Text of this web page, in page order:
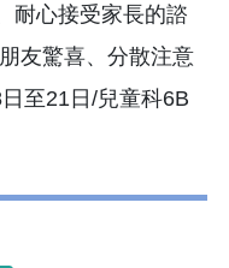
耐心接受家長的諮
友驚喜、分散注意
至21日/兒童科6B